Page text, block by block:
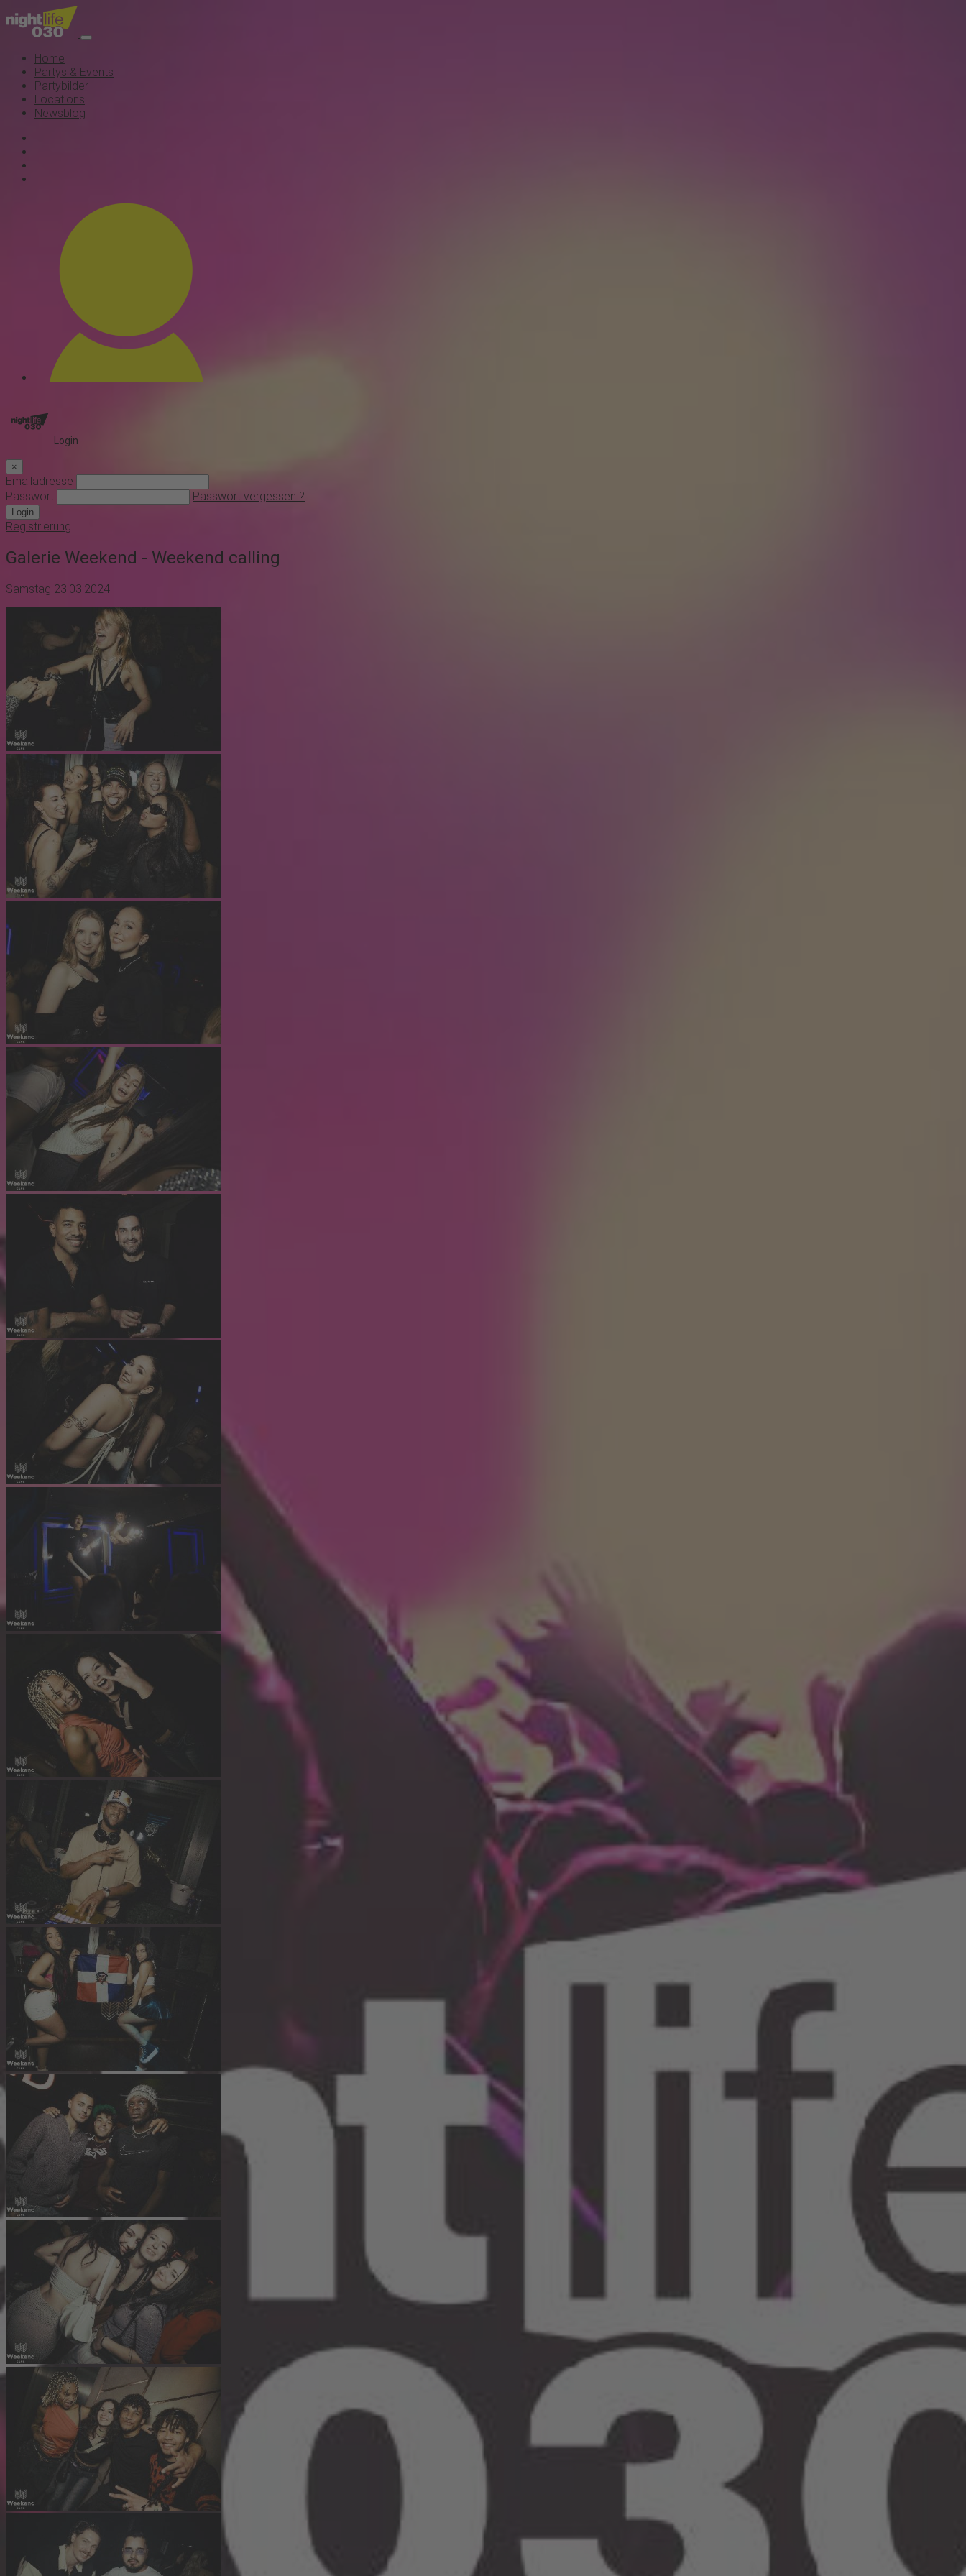
Home
Partys & Events
Partybilder
Locations
Newsblog
Login
×
Emailadresse
Passwort
Passwort vergessen ?
Login
Registrierung
Galerie Weekend - Weekend calling
Samstag 23.03.2024